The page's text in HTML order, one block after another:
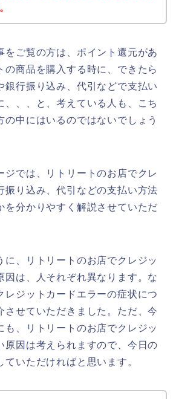
をご覧の方は、ポイント還元があ
の商品を購入する時に、できたら
銀行振り込み、代引などで支払い
、、、と、考えている人も、こち
の中にはいるのではないでしょう
ジでは、リトリートのお店でクレ
振り込み、代引などの支払い方法
を分かりやすく解説させていただ
に、リトリートのお店でクレジッ
因は、人それぞれ異なります。な
レジットカードエラーの症状につ
させていただきました。ただ、今
も、リトリートのお店でクレジッ
原因は考えられますので、今日の
いただければと思います。